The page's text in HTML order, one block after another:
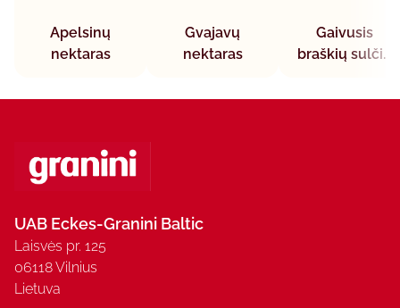
Apelsinų
nektaras
Gvajavų
nektaras
Gaivusis
braškių sulčių
UAB Eckes-Granini Baltic
Laisvės pr. 125
06118 Vilnius
Lietuva